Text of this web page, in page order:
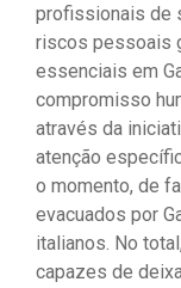
profissionais de
riscos pessoais
essenciais em
compromisso
através da
atenção
o momento, de
evacuados por
italianos. No
capazes de